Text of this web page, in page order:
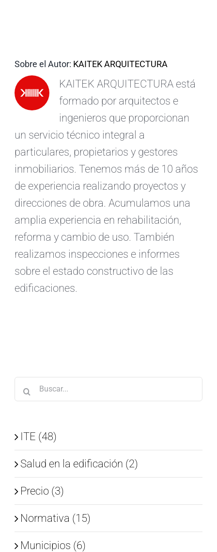
Sobre el Autor: KAITEK ARQUITECTURA
KAITEK ARQUITECTURA está
formado por arquitectos e
ingenieros que proporcionan
un servicio técnico integral a
particulares, propietarios y gestores
inmobiliarios. Tenemos más de 10 años
de experiencia realizando proyectos y
direcciones de obra. Acumulamos una
amplia experiencia en rehabilitación,
reforma y cambio de uso. También
realizamos inspecciones e informes
sobre el estado constructivo de las
edificaciones.
Buscar:
ITE (48)
Salud en la edificación (2)
Precio (3)
Normativa (15)
Municipios (6)